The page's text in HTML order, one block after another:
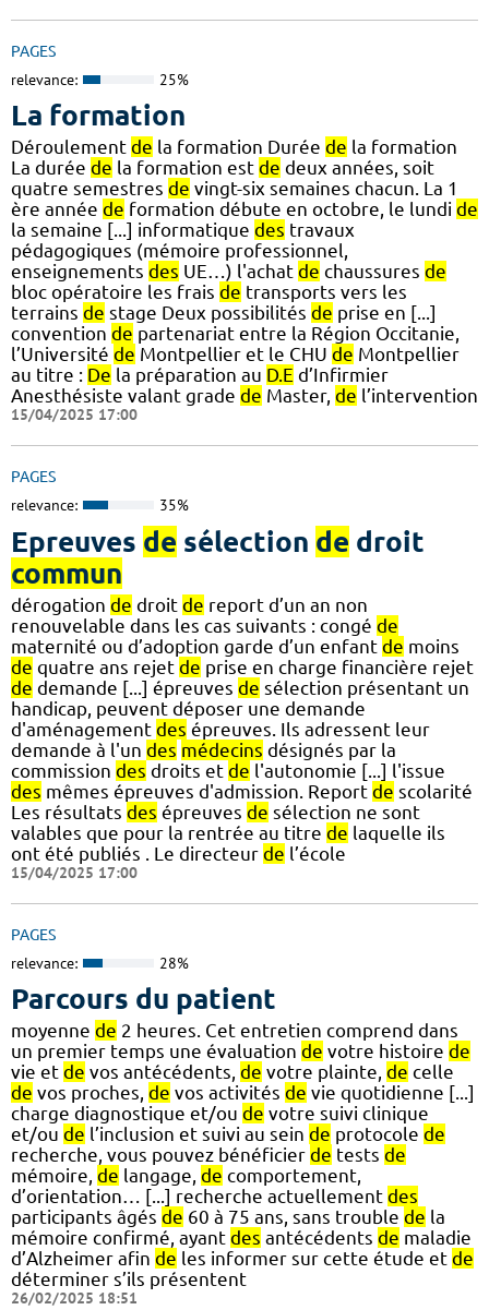
PAGES
relevance: 25%
La formation
Déroulement de la formation Durée de la formation
La durée de la formation est de deux années, soit
quatre semestres de vingt-six semaines chacun. La 1
ère année de formation débute en octobre, le lundi de
la semaine [...] informatique des travaux
pédagogiques (mémoire professionnel,
enseignements des UE…) l'achat de chaussures de
bloc opératoire les frais de transports vers les
terrains de stage Deux possibilités de prise en [...]
convention de partenariat entre la Région Occitanie,
l’Université de Montpellier et le CHU de Montpellier
au titre : De la préparation au D.E d’Infirmier
Anesthésiste valant grade de Master, de l’intervention
15/04/2025 17:00
PAGES
relevance: 35%
Epreuves de sélection de droit
commun
dérogation de droit de report d’un an non
renouvelable dans les cas suivants : congé de
maternité ou d’adoption garde d’un enfant de moins
de quatre ans rejet de prise en charge financière rejet
de demande [...] épreuves de sélection présentant un
handicap, peuvent déposer une demande
d'aménagement des épreuves. Ils adressent leur
demande à l'un des médecins désignés par la
commission des droits et de l'autonomie [...] l'issue
des mêmes épreuves d'admission. Report de scolarité
Les résultats des épreuves de sélection ne sont
valables que pour la rentrée au titre de laquelle ils
ont été publiés . Le directeur de l’école
15/04/2025 17:00
PAGES
relevance: 28%
Parcours du patient
moyenne de 2 heures. Cet entretien comprend dans
un premier temps une évaluation de votre histoire de
vie et de vos antécédents, de votre plainte, de celle
de vos proches, de vos activités de vie quotidienne [...]
charge diagnostique et/ou de votre suivi clinique
et/ou de l’inclusion et suivi au sein de protocole de
recherche, vous pouvez bénéficier de tests de
mémoire, de langage, de comportement,
d’orientation… [...] recherche actuellement des
participants âgés de 60 à 75 ans, sans trouble de la
mémoire confirmé, ayant des antécédents de maladie
d’Alzheimer afin de les informer sur cette étude et de
déterminer s’ils présentent
26/02/2025 18:51